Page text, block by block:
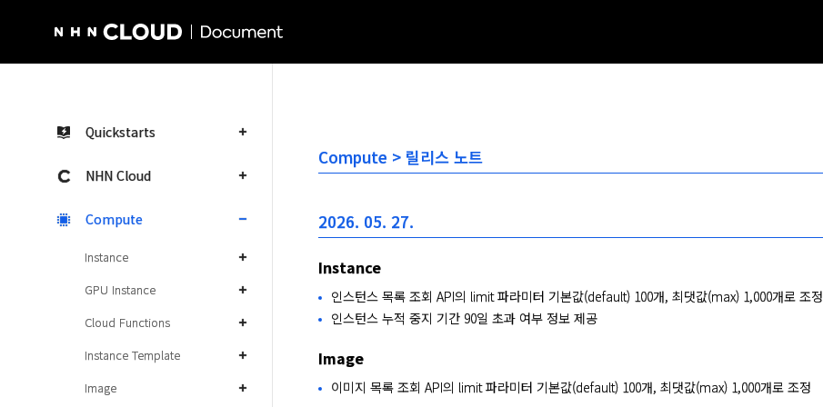
Quickstarts
NHN Cloud
Compute
Instance
GPU Instance
Cloud Functions
Instance Template
Image
Compute > 릴리스 노트
2026. 05. 27.
Instance
인스턴스 목록 조회 API의 limit 파라미터 기본값(default) 100개, 최댓값(max) 1,000개로 조정
인스턴스 누적 중지 기간 90일 초과 여부 정보 제공
Image
이미지 목록 조회 API의 limit 파라미터 기본값(default) 100개, 최댓값(max) 1,000개로 조정